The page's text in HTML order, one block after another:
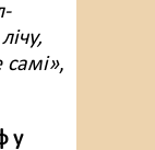
самі»,
у